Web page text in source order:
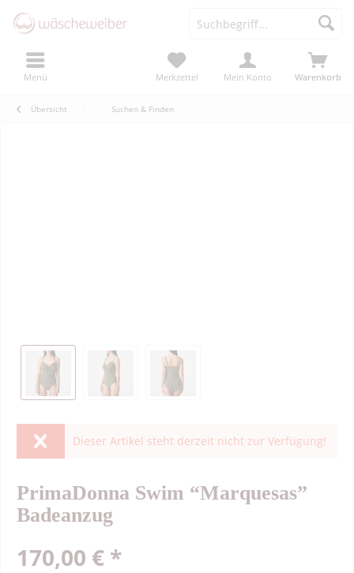
Menü Warenkorb
Merkzettel Mein Konto
Übersicht Suchen & Finden
Dieser Artikel steht derzeit nicht zur Verfügung!
PrimaDonna Swim “Marquesas”
Badeanzug
170,00 € *